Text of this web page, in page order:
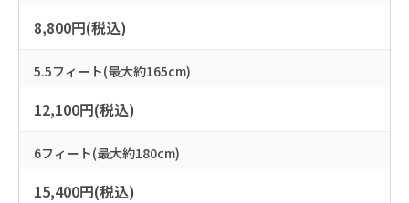
8,800円(税込)
5.5フィート(最大約165cm)
12,100円(税込)
6フィート(最大約180cm)
15,400円(税込)